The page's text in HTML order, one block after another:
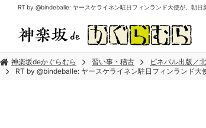
RT by @bindeballe: ヤースケライネン駐日フィンランド大使が、朝
神楽坂deかぐらむら 習い事・稽古 ビネバル出版／
RT by @bindeballe: ヤースケライネン駐日フィンランド